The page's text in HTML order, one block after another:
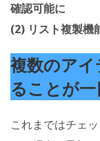
確認可能に
(2) リスト複製機
複数のア
ることが
これまではチェ